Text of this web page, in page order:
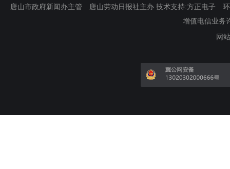
唐山市政府新闻办主管 唐山劳动日报社主办 技术支持:方正电子
增值电信业务
网